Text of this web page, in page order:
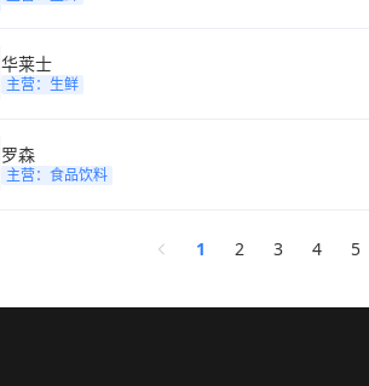
华莱士
主营：生鲜
罗森
主营：食品饮料
1 2 3 4 5